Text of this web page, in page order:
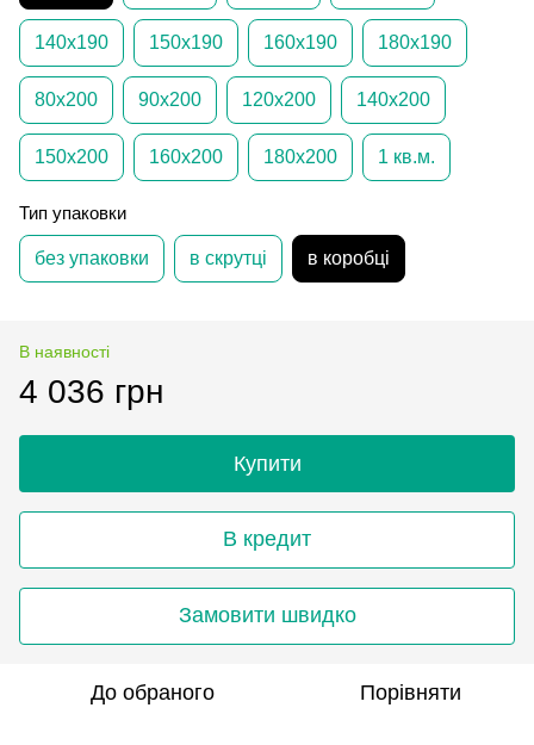
140х190 150х190 160х190 180х190
80х200 90х200 120х200 140х200
150х200 160х200 180х200 1 кв.м.
Тип упаковки
без упаковки в скрутці в коробці
В наявності
4 036 грн
Купити
В кредит
Замовити швидко
До обраного Порівняти